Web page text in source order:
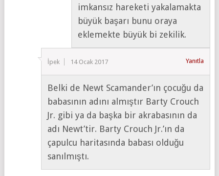
imkansız hareketi yakalamakta
büyük başarı bunu oraya
eklemekte büyük bi zekilik.
İpek 14 Ocak 2017 Yanıtla
Belki de Newt Scamander’ın çocuğu da
babasının adını almıştır Barty Crouch
Jr. gibi ya da başka bir akrabasının da
adı Newt’tir. Barty Crouch Jr.’ın da
çapulcu haritasında babası olduğu
sanılmıştı.